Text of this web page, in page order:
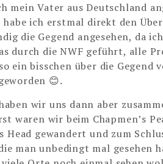
Vater aus Deutschland
ich erstmal direkt den
die Gegend angesehen, da
durch die NWF geführt, alle
ein bisschen über die Gegend
😊.
wir uns dann aber
waren wir beim Chapmen’s
Head gewandert und zum
man unbedingt mal gesehen